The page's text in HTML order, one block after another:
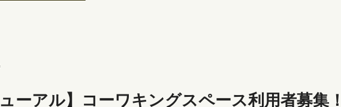
ューアル】コーワキングスペース利用者募集！